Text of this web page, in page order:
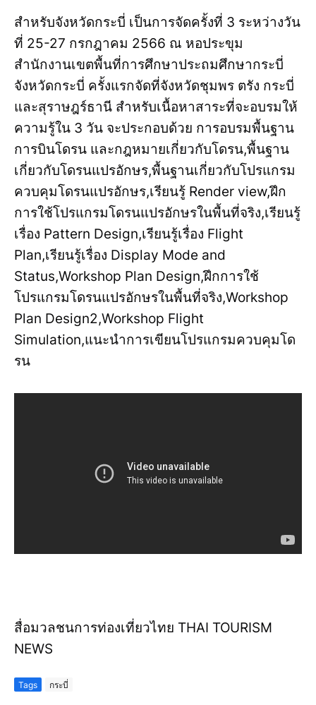
สำหรับจังหวัดกระบี่ เป็นการจัดครั้งที่ 3 ระหว่างวัน
ที่ 25-27 กรกฎาคม 2566 ณ หอประขุม
สำนักงานเขตพื้นที่การศึกษาประถมศึกษากระบี่
จังหวัดกระบี่ ครั้งแรกจัดที่จังหวัดชุมพร ตรัง กระบี่
และสุราษฎร์ธานี สำหรับเนื้อหาสาระที่จะอบรมให้
ความรู้ใน 3 วัน จะประกอบด้วย การอบรมพื้นฐาน
การบินโดรน และกฎหมายเกี่ยวกับโดรน,พื้นฐาน
เกี่ยวกับโดรนแปรอักษร,พื้นฐานเกี่ยวกับโปรแกรม
ควบคุมโดรนแปรอักษร,เรียนรู้ Render view,ฝึก
การใช้โปรแกรมโดรนแปรอักษรในพื้นที่จริง,เรียนรู้
เรื่อง Pattern Design,เรียนรู้เรื่อง Flight
Plan,เรียนรู้เรื่อง Display Mode and
Status,Workshop Plan Design,ฝึกการใช้
โปรแกรมโดรนแปรอักษรในพื้นที่จริง,Workshop
Plan Design2,Workshop Flight
Simulation,แนะนำการเขียนโปรแกรมควบคุมโด
รน
สื่อมวลชนการท่องเที่ยวไทย THAI TOURISM
NEWS
Tags กระบี่